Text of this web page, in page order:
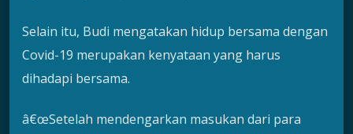
Selain itu, Budi mengatakan hidup bersama dengan
Covid-19 merupakan kenyataan yang harus
dihadapi bersama.
â€œSetelah mendengarkan masukan dari para